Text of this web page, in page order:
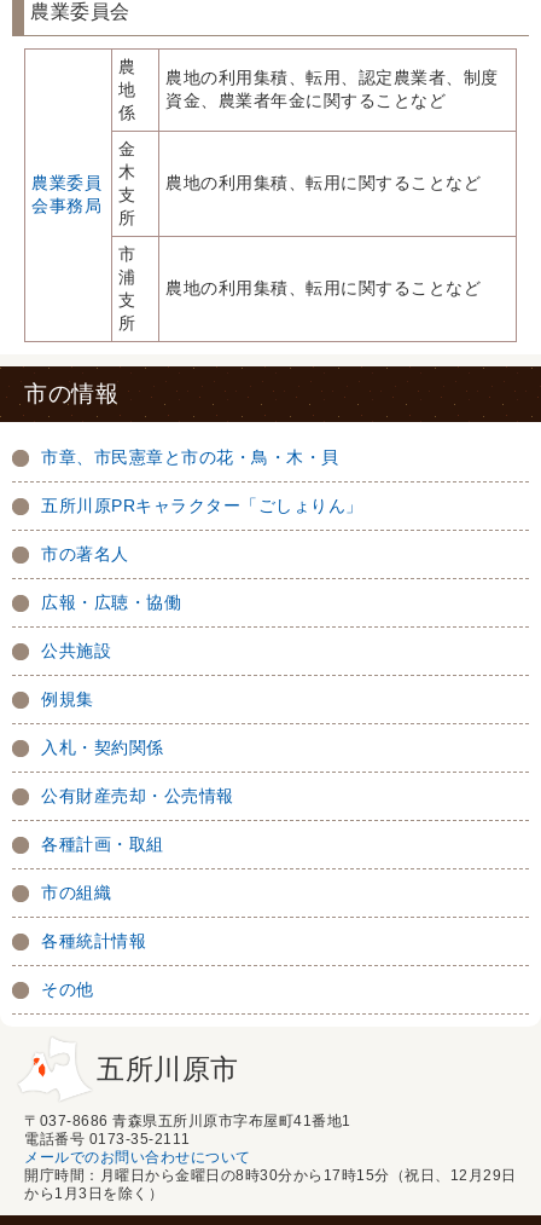
農業委員会
農業委員
会事務局
農
地
係
農地の利用集積、転用、認定農業者、制度
資金、農業者年金に関することなど
金
木
支
所
農地の利用集積、転用に関することなど
市
浦
支
所
農地の利用集積、転用に関することなど
市の情報
市章、市民憲章と市の花・鳥・木・貝
五所川原PRキャラクター「ごしょりん」
市の著名人
広報・広聴・協働
公共施設
例規集
入札・契約関係
公有財産売却・公売情報
各種計画・取組
市の組織
各種統計情報
その他
五所川原市
〒037-8686 青森県五所川原市字布屋町41番地1
電話番号 0173-35-2111
メールでのお問い合わせについて
開庁時間：月曜日から金曜日の8時30分から17時15分（祝日、12月29日
から1月3日を除く）